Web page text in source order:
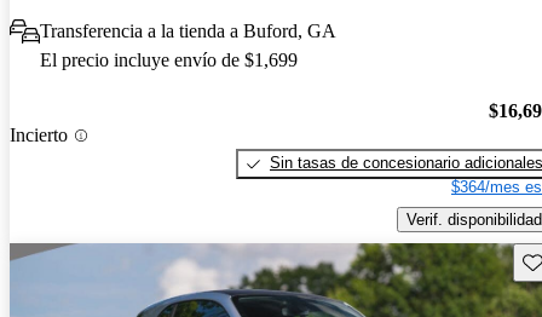
Transferencia a la tienda a Buford, GA
El precio incluye envío de $1,699
Incierto
Sin tasas de concesionario adicionales
$364/mes
Verif. disponibilidad